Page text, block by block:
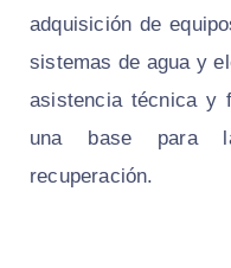
adquisición de
sistemas de agua y
asistencia técnica y
una base para
recuperación.